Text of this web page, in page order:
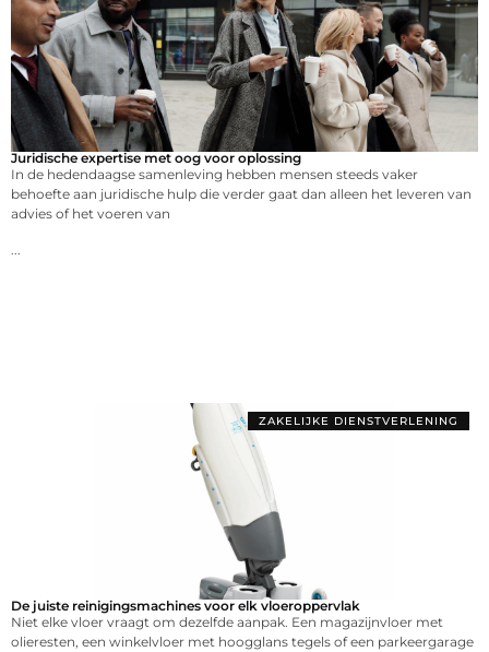
Juridische expertise met oog voor oplossing
In de hedendaagse samenleving hebben mensen steeds vaker
behoefte aan juridische hulp die verder gaat dan alleen het leveren van
advies of het voeren van
ZAKELIJKE DIENSTVERLENING
De juiste reinigingsmachines voor elk vloeroppervlak
Niet elke vloer vraagt om dezelfde aanpak. Een magazijnvloer met
olieresten, een winkelvloer met hoogglans tegels of een parkeergarage